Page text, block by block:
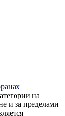
на
и за пределами